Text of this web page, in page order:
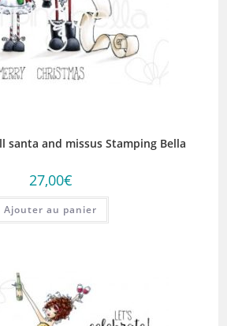
santa and missus Stamping Bella
27,00€
Ajouter au panier